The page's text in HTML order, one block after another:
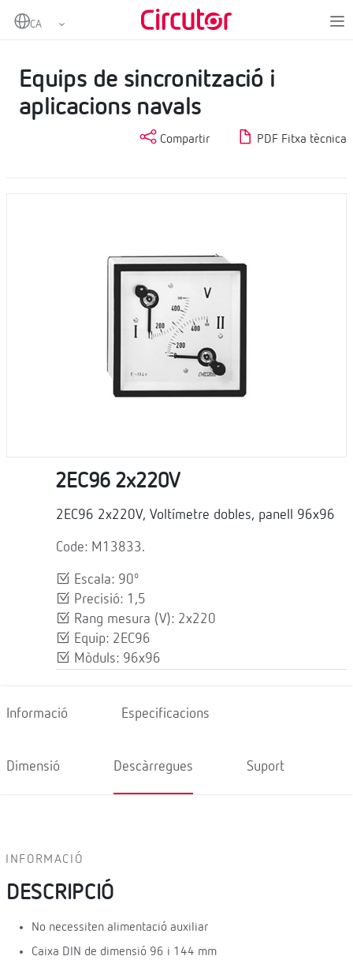
Home Mesurament i control
Instrumentació analògica
Equips de sincronització i
aplicacions navals
Compartir PDF Fitxa tècnica
2EC96 2x220V
2EC96 2x220V, Voltímetre dobles, panell 96x96
Code: M13833.
Escala: 90º
Precisió: 1,5
Rang mesura (V): 2x220
Equip: 2EC96
Mòduls: 96x96
Informació Especificacions
Dimensió Descàrregues Suport
INFORMACIÓ
DESCRIPCIÓ
No necessiten alimentació auxiliar
Caixa DIN de dimensió 96 i 144 mm